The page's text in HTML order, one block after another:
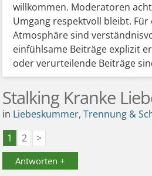
willkommen. Moderatoren
Umgang respektvoll bleibt. Für
Atmosphäre sind
einfühlsame Beiträge explizit
oder verurteilende Beiträge
Stalking Kranke
in Liebeskummer, Trennung &
1
2 >
Antworten +